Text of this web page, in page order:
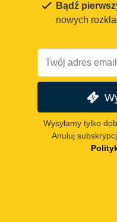
Bądź
nowych
Wysyłamy tylko
Anuluj